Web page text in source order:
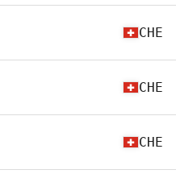
CHE
CHE
CHE